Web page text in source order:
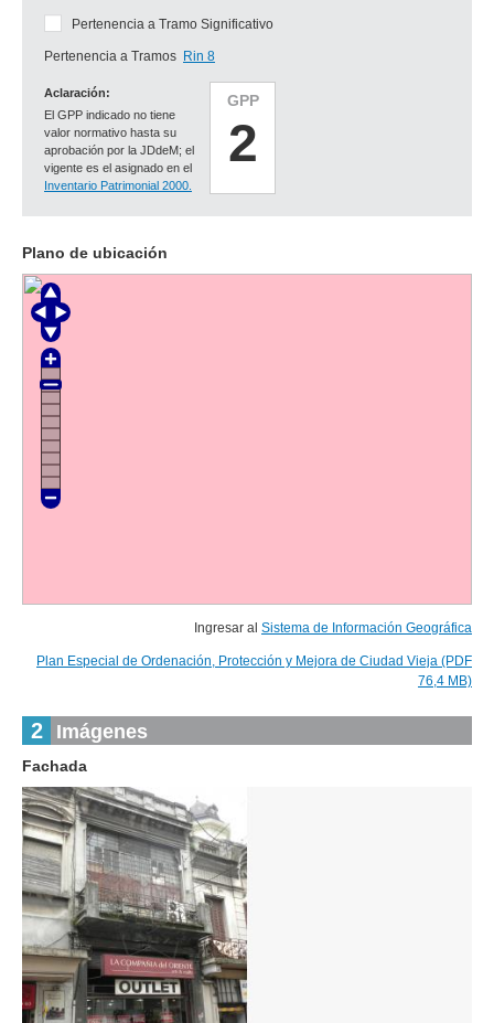
GPP
2
Aclaración:
El GPP indicado no tiene
valor normativo hasta su
aprobación por la JDdeM; el
vigente es el asignado en el
Inventario Patrimonial 2000.
Pertenencia a Tramo Significativo
Pertenencia a Tramos Rin 8
Plano de ubicación
Ingresar al Sistema de Información Geográfica
Plan Especial de Ordenación, Protección y Mejora de Ciudad Vieja (PDF
76,4 MB)
2 Imágenes
Fachada